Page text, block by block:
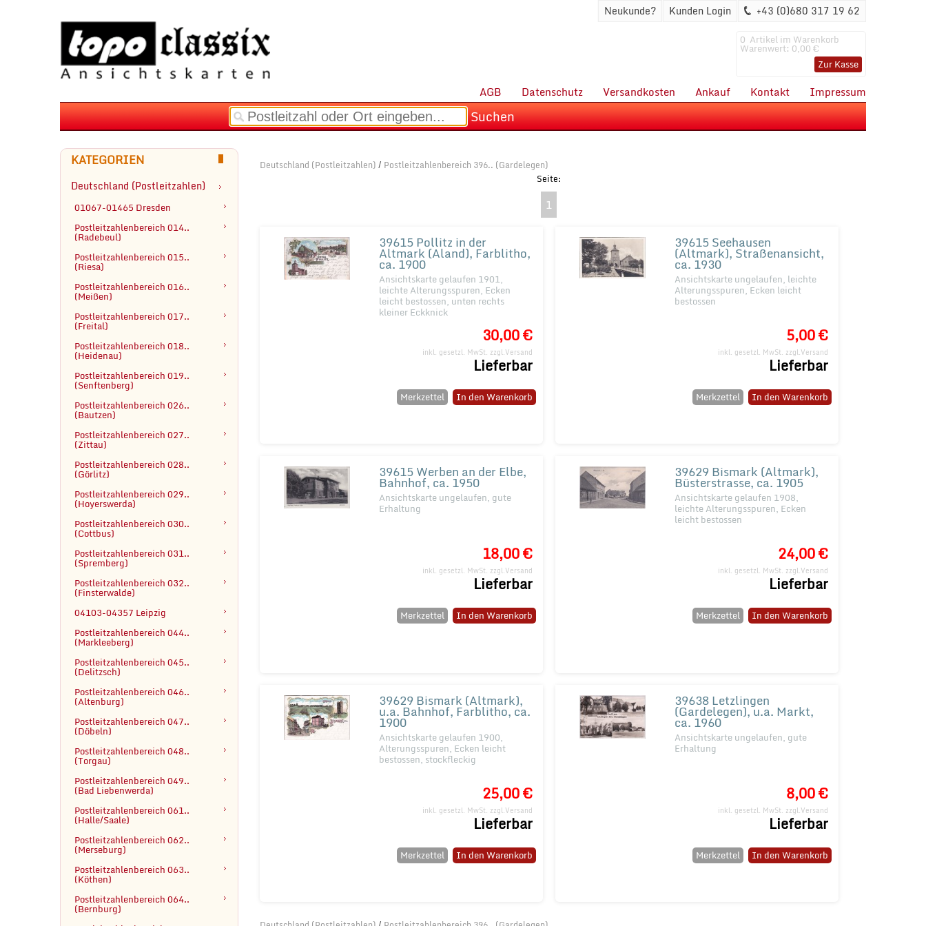
+43 (0)680 317 19 62
Kunden Login
Neukunde?
0 Artikel im Warenkorb
Warenwert: 0,00 €
Zur Kasse
Suchen
AGB Datenschutz Versandkosten Ankauf Kontakt Impressum
KATEGORIEN
Deutschland (Postleitzahlen)
01067-01465 Dresden
Postleitzahlenbereich 014..
(Radebeul)
Postleitzahlenbereich 015..
(Riesa)
Postleitzahlenbereich 016..
(Meißen)
Postleitzahlenbereich 017..
(Freital)
Postleitzahlenbereich 018..
(Heidenau)
Postleitzahlenbereich 019..
(Senftenberg)
Postleitzahlenbereich 026..
(Bautzen)
Postleitzahlenbereich 027..
(Zittau)
Postleitzahlenbereich 028..
(Görlitz)
Postleitzahlenbereich 029..
(Hoyerswerda)
Postleitzahlenbereich 030..
(Cottbus)
Postleitzahlenbereich 031..
(Spremberg)
Postleitzahlenbereich 032..
(Finsterwalde)
04103-04357 Leipzig
Postleitzahlenbereich 044..
(Markleeberg)
Postleitzahlenbereich 045..
(Delitzsch)
Postleitzahlenbereich 046..
(Altenburg)
Postleitzahlenbereich 047..
(Döbeln)
Postleitzahlenbereich 048..
(Torgau)
Postleitzahlenbereich 049..
(Bad Liebenwerda)
Postleitzahlenbereich 061..
(Halle/Saale)
Postleitzahlenbereich 062..
(Merseburg)
Postleitzahlenbereich 063..
(Köthen)
Postleitzahlenbereich 064..
(Bernburg)
Deutschland (Postleitzahlen) / Postleitzahlenbereich 396.. (Gardelegen)
1
39615 Pollitz in der
Altmark (Aland), Farblitho,
ca. 1900
Ansichtskarte gelaufen 1901,
leichte Alterungsspuren, Ecken
leicht bestossen, unten rechts
kleiner Eckknick
30,00 €
inkl. gesetzl. MwSt. zzgl.Versand
Lieferbar
In den Warenkorb
Merkzettel
39615 Seehausen
(Altmark), Straßenansicht,
ca. 1930
Ansichtskarte ungelaufen, leichte
Alterungsspuren, Ecken leicht
bestossen
5,00 €
inkl. gesetzl. MwSt. zzgl.Versand
Lieferbar
In den Warenkorb
Merkzettel
39615 Werben an der Elbe,
Bahnhof, ca. 1950
Ansichtskarte ungelaufen, gute
Erhaltung
18,00 €
inkl. gesetzl. MwSt. zzgl.Versand
Lieferbar
In den Warenkorb
Merkzettel
39629 Bismark (Altmark),
Büsterstrasse, ca. 1905
Ansichtskarte gelaufen 1908,
leichte Alterungsspuren, Ecken
leicht bestossen
24,00 €
inkl. gesetzl. MwSt. zzgl.Versand
Lieferbar
In den Warenkorb
Merkzettel
39629 Bismark (Altmark),
u.a. Bahnhof, Farblitho, ca.
1900
Ansichtskarte gelaufen 1900,
Alterungsspuren, Ecken leicht
bestossen, stockfleckig
25,00 €
inkl. gesetzl. MwSt. zzgl.Versand
Lieferbar
In den Warenkorb
Merkzettel
39638 Letzlingen
(Gardelegen), u.a. Markt,
ca. 1960
Ansichtskarte ungelaufen, gute
Erhaltung
8,00 €
inkl. gesetzl. MwSt. zzgl.Versand
Lieferbar
In den Warenkorb
Merkzettel